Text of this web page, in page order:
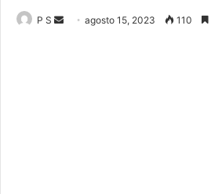
P S
Sendagosto 15, 2023 110